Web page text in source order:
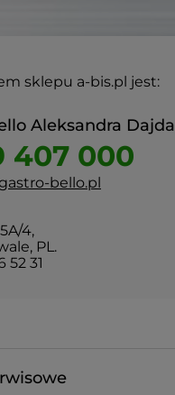
sklepu a-bis.pl jest:
Aleksandra Dajda
407 000
bello.pl
4,
PL.
52 31